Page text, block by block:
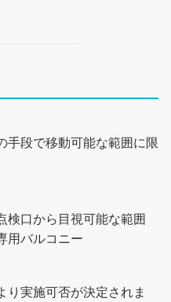
手段で移動可能な範囲に限
検口から目視可能な範囲
用バルコニー
り実施可否が決定されま